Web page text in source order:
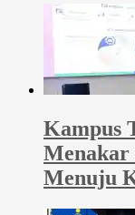
Kampus
Menakar
Menuju